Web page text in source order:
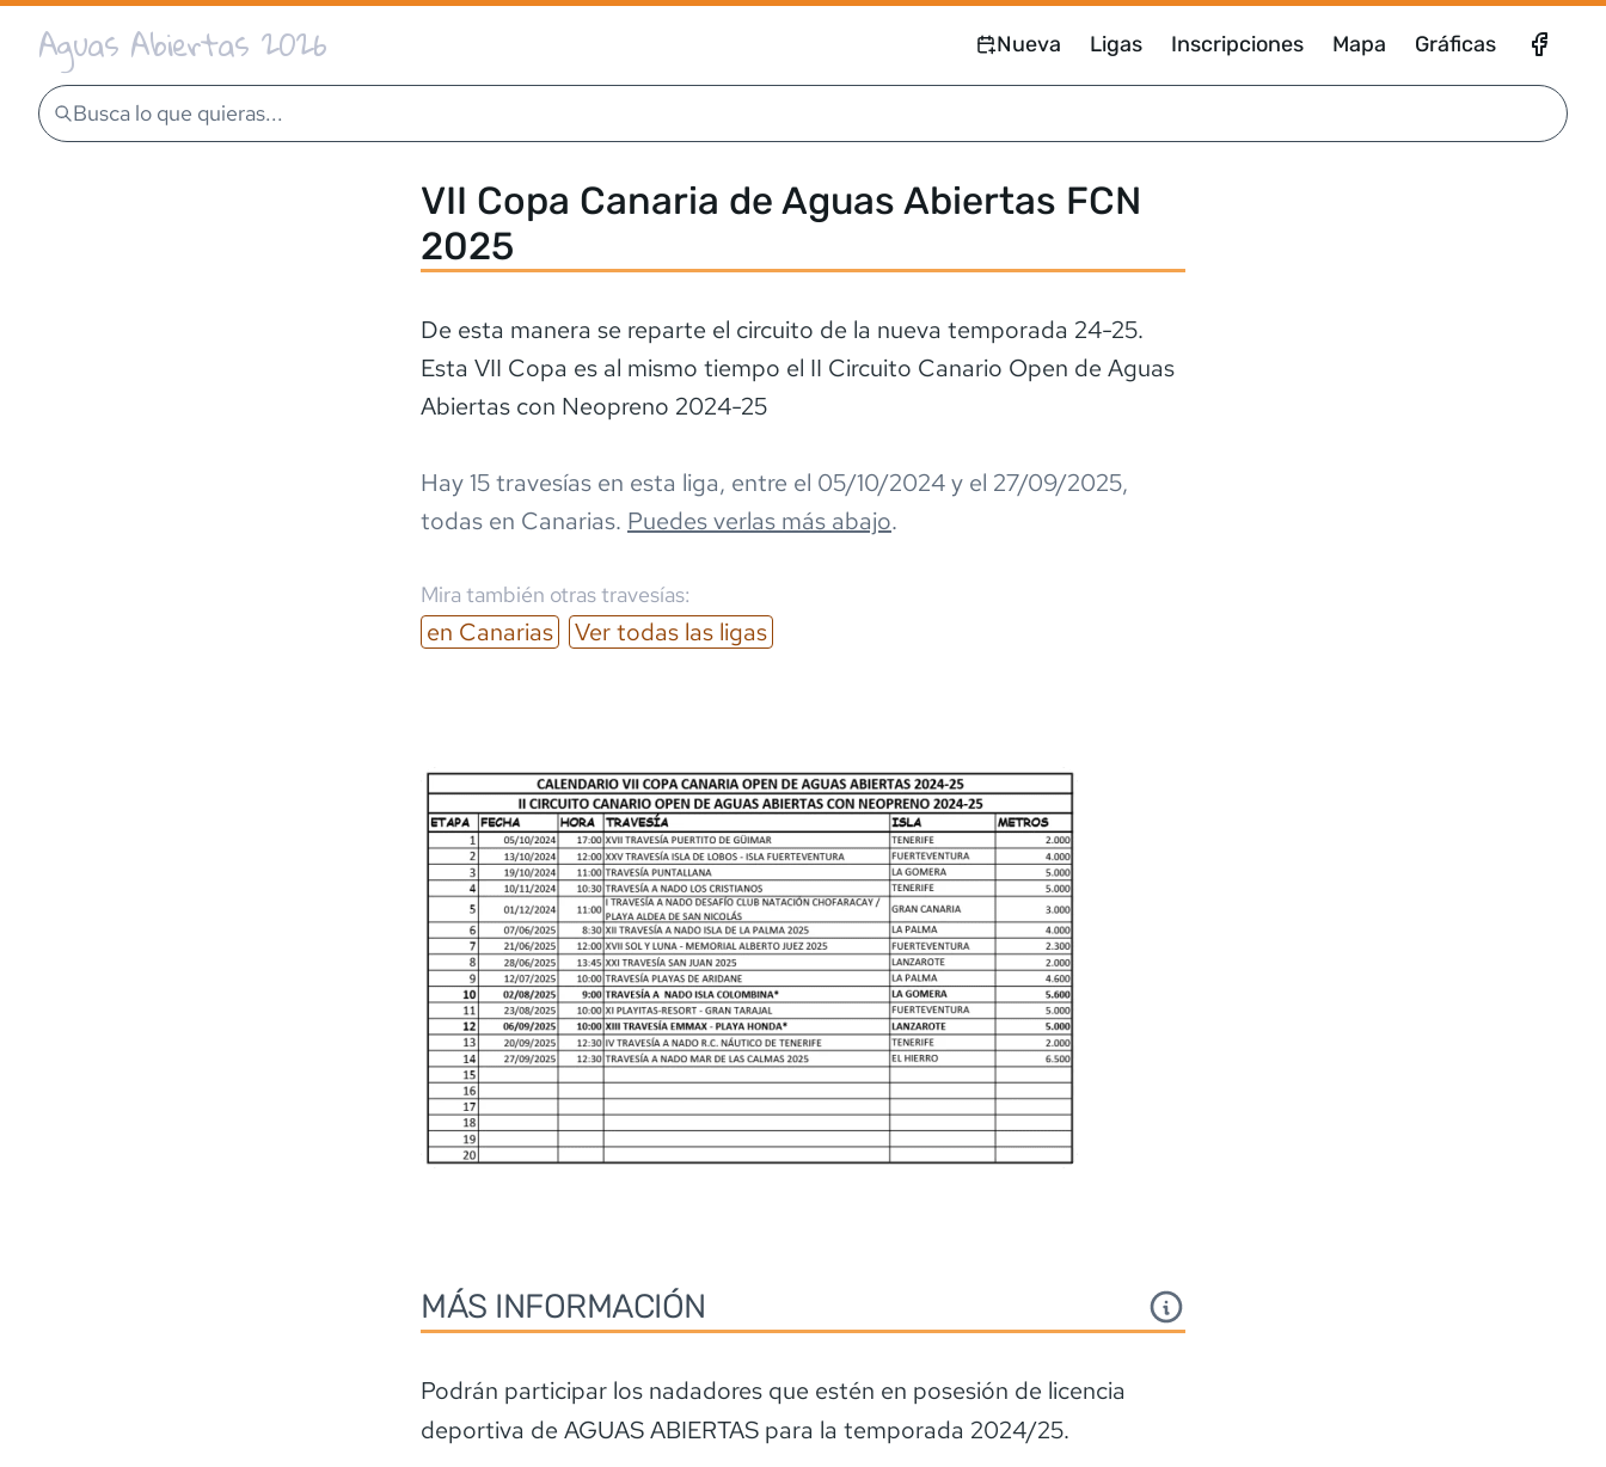
Aguas Abiertas 2026 Nueva Ligas Inscripciones Mapa Gráficas
Busca lo que quieras...
VII Copa Canaria de Aguas Abiertas FCN
2025
De esta manera se reparte el circuito de la nueva temporada 24-25.
Esta VII Copa es al mismo tiempo el II Circuito Canario Open de Aguas
Abiertas con Neopreno 2024-25
Hay15travesías en esta liga, entre el 05/10/2024y el 27/09/2025,
todas en Canarias. Puedes verlas más abajo.
Mira también otras travesías:
en Canarias Ver todas las ligas
MÁS INFORMACIÓN
Podrán participar los nadadores que estén en posesión de licencia
deportiva de AGUAS ABIERTAS para la temporada 2024/25.